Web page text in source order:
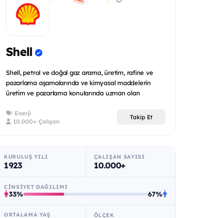
Shell
Shell, petrol ve doğal gaz arama, üretim, rafine ve
pazarlama aşamalarında ve kimyasal maddelerin
üretim ve pazarlama konularında uzman olan
Enerji
10.000+ Çalışan
Takip Et
KURULUŞ YILI
1923
ÇALIŞAN SAYISI
10.000+
CINSIYET DAĞILIMI
33% 67%
ORTALAMA YAŞ ÖLÇEK